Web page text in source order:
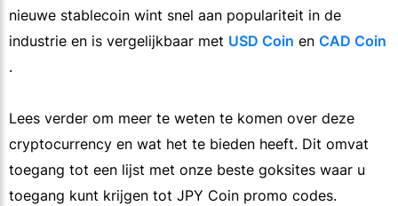
nieuwe stablecoin wint snel aan populariteit in de
industrie en is vergelijkbaar met USD Coin en CAD Coin
.
Lees verder om meer te weten te komen over deze
cryptocurrency en wat het te bieden heeft. Dit omvat
toegang tot een lijst met onze beste goksites waar u
toegang kunt krijgen tot JPY Coin promo codes.